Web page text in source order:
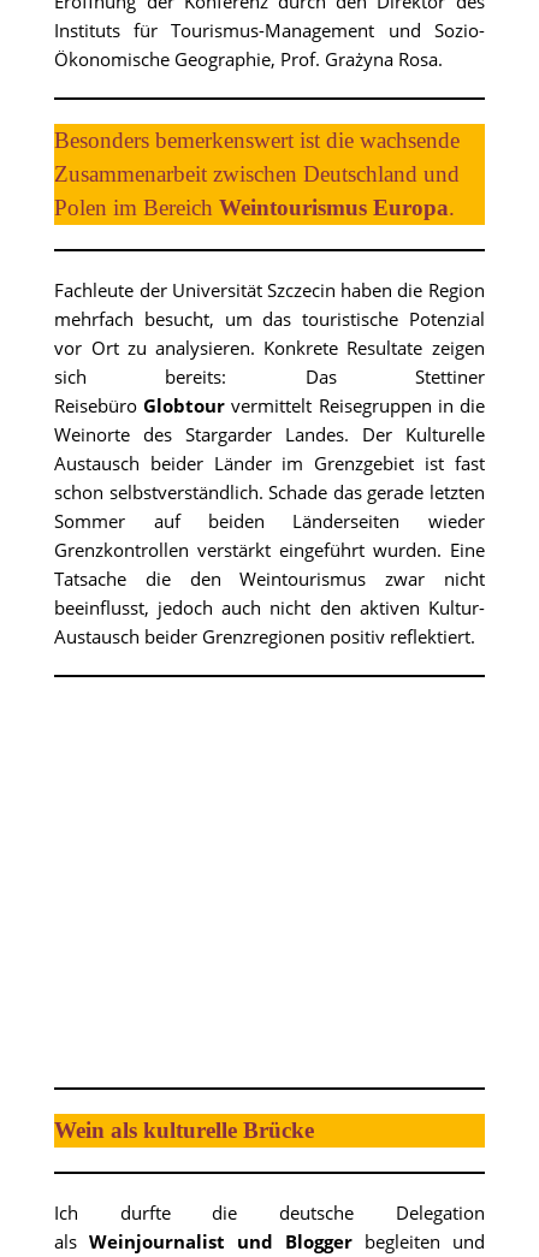
Instituts für Tourismus-Management und Sozio-
Ökonomische Geographie, Prof. Grażyna Rosa.
Besonders bemerkenswert ist die wachsende
Zusammenarbeit zwischen Deutschland und
Polen im BereichWeintourismus Europa.
Fachleute der Universität Szczecin haben die Region
mehrfach besucht, um das touristische Potenzial
vor Ort zu analysieren. Konkrete Resultate zeigen
sich bereits: Das Stettiner
ReisebüroGlobtour vermittelt Reisegruppen in die
Weinorte des Stargarder Landes. Der Kulturelle
Austausch beider Länder im Grenzgebiet ist fast
schon selbstverständlich. Schade das gerade letzten
Sommer auf beiden Länderseiten wieder
Grenzkontrollen verstärkt eingeführt wurden. Eine
Tatsache die den Weintourismus zwar nicht
beeinflusst, jedoch auch nicht den aktiven Kultur-
Austausch beider Grenzregionen positiv reflektiert.
Wein als kulturelle Brücke
Ich durfte die deutsche Delegation
alsWeinjournalist und Blogger begleiten und